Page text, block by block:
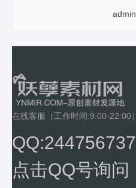
admin
在线客服（工作时间:9:00-22:00）
QQ:244756737
点击QQ号询问